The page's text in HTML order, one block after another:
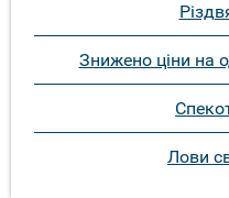
Знижено ціни на
Лови